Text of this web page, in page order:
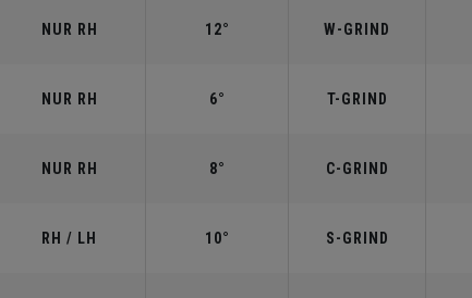
NUR RH 12° W-GRIND
NUR RH 6° T-GRIND
NUR RH 8° C-GRIND
RH / LH 10° S-GRIND